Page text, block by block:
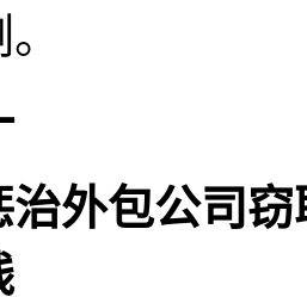
治外包公司